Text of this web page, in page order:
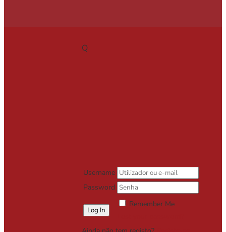
Q
Username
Password
Remember Me